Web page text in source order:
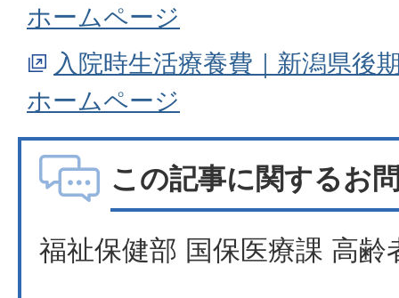
ホームページ
入院時生活療養費｜新潟県後
ホームページ
この記事に関するお
福祉保健部 国保医療課 高齢